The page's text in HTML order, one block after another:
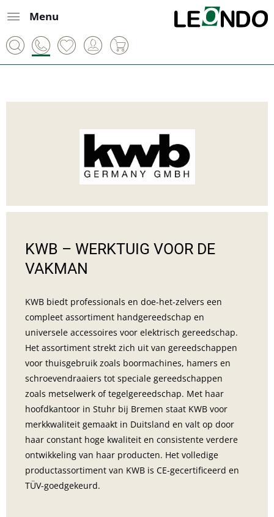
Menu
KWB – WERKTUIG VOOR DE
VAKMAN
KWB biedt professionals en doe-het-zelvers een
compleet assortiment handgereedschap en
universele accessoires voor elektrisch gereedschap.
Het assortiment strekt zich uit van gereedschappen
voor thuisgebruik zoals boormachines, hamers en
schroevendraaiers tot speciale gereedschappen
zoals metselwerk of tegelgereedschap. Met haar
hoofdkantoor in Stuhr bij Bremen staat KWB voor
merkkwaliteit gemaakt in Duitsland en valt op door
haar constant hoge kwaliteit en consistente verdere
ontwikkeling van haar producten. Het volledige
productassortiment van KWB is CE-gecertificeerd en
TÜV-goedgekeurd.